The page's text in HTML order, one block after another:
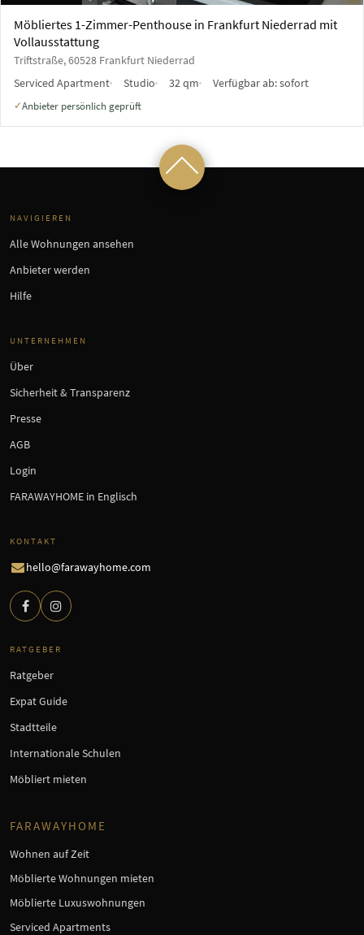
Möbliertes 1-Zimmer-Penthouse in Frankfurt Niederrad mit
Vollausstattung
Triftstraße, 60528 Frankfurt Niederrad
Serviced Apartment
Studio 32 qm Verfügbar ab:sofort
✓Anbieter persönlich geprüft
NAVIGIEREN
Alle Wohnungen ansehen
Anbieter werden
Hilfe
UNTERNEHMEN
Über
Sicherheit & Transparenz
Presse
AGB
Login
FARAWAYHOME in Englisch
KONTAKT
hello@farawayhome.com
RATGEBER
Ratgeber
Expat Guide
Stadtteile
Internationale Schulen
Möbliert mieten
FARAWAYHOME
Wohnen auf Zeit
Möblierte Wohnungen mieten
Möblierte Luxuswohnungen
Serviced Apartments